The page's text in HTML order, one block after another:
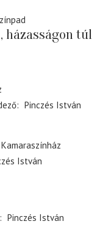
házasságon túl
Pinczés István
István
Pinczés István